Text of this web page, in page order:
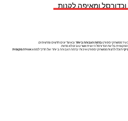
ומאיפה לקנות
בעיר ממשחקי ספורטברמה הגבוהה ביותר ובאיצדיונים חדשים ומרשימים.
בליגת הכדורסל היוונית אשר טובים לא פחות.
תוכלו להנות ממשחקי ספורט איכותי ברמה הגבוהה ביותר ועל הדרך לספוגאווירה מקומית